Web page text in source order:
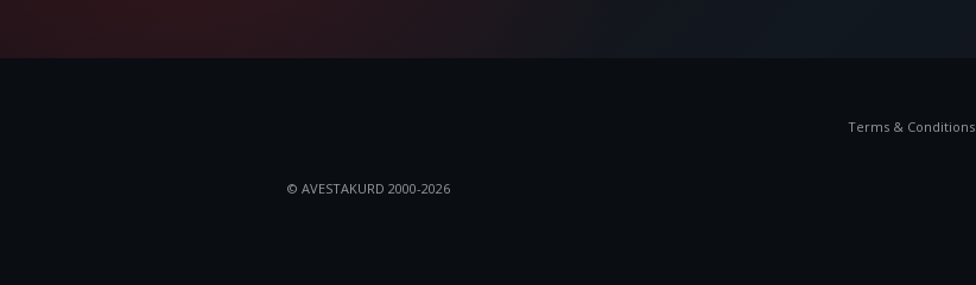
Terms & Conditions
© AVESTAKURD 2000-2026